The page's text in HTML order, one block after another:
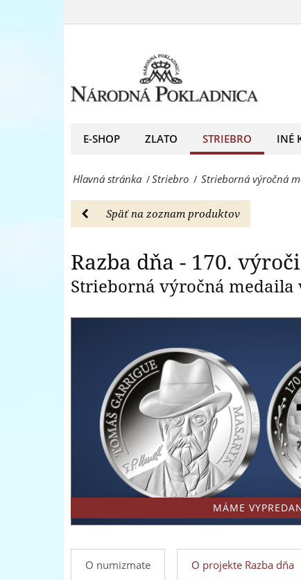
170.
narodenia
G.
Masaryka
na
striebornej
medaile
Pokladnica
predný
predajca
mincí
medailí
E-SHOP ZLATO STRIEBRO INÉ
Hlavná stránka /Striebro / Strieborná výročná
Späť na zoznam produktov
Razba dňa - 170.
Strieborná výročná medaila
MÁME
O numizmate O projekte Razba dňa
Razba
na
medaile
Pokladnica
-
medailí